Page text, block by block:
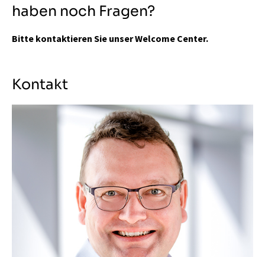
haben noch Fragen?
Bitte kontaktieren Sie unser Welcome Center.
Kontakt